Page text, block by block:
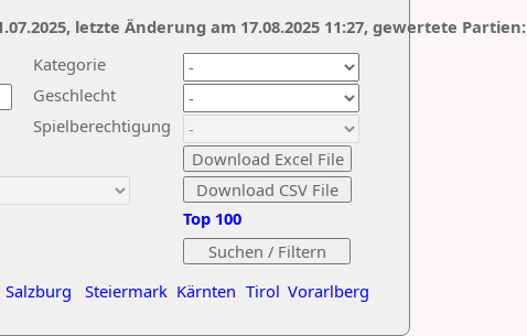
Kategorie
Geschlecht
Spielberechtigung
Salzburg Steiermark Kärnten Tirol Vorarlberg
Top 100
letzte Änderung am 17.08.2025 11:27, gewertete Partien: